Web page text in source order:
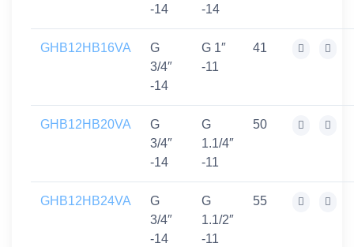
-14
-14
GHB12HB16VA
G
3/4″
-14
G 1″
-11
41
GHB12HB20VA
G
3/4″
-14
G
1.1/4″
-11
50
GHB12HB24VA
G
3/4″
-14
G
1.1/2″
-11
55